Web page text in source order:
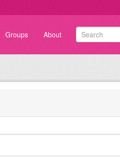
Groups About